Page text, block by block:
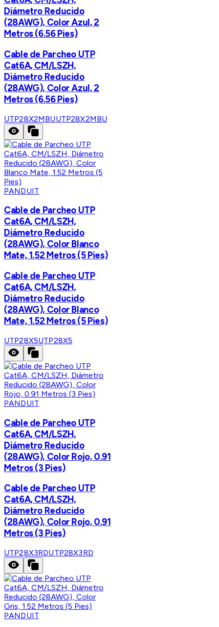
Diámetro Reducido
(28AWG), Color Azul, 2
Metros (6.56 Pies)
Cable de Parcheo UTP
Cat6A, CM/LSZH,
Diámetro Reducido
(28AWG), Color Azul, 2
Metros (6.56 Pies)
UTP28X2MBUUTP28X2MBU
PANDUIT
Cable de Parcheo UTP
Cat6A, CM/LSZH,
Diámetro Reducido
(28AWG), Color Blanco
Mate, 1.52 Metros (5 Pies)
Cable de Parcheo UTP
Cat6A, CM/LSZH,
Diámetro Reducido
(28AWG), Color Blanco
Mate, 1.52 Metros (5 Pies)
UTP28X5UTP28X5
PANDUIT
Cable de Parcheo UTP
Cat6A, CM/LSZH,
Diámetro Reducido
(28AWG), Color Rojo, 0.91
Metros (3 Pies)
Cable de Parcheo UTP
Cat6A, CM/LSZH,
Diámetro Reducido
(28AWG), Color Rojo, 0.91
Metros (3 Pies)
UTP28X3RDUTP28X3RD
PANDUIT